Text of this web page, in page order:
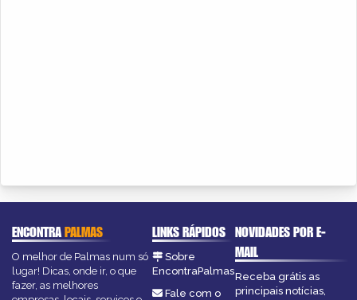
ENCONTRAPALMAS
O melhor de Palmas num só
lugar! Dicas, onde ir, o que
fazer, as melhores
LINKS RÁPIDOS
Sobre
EncontraPalmas
Fale com o
NOVIDADES POR E-
MAIL
Receba grátis as
principais notícias,